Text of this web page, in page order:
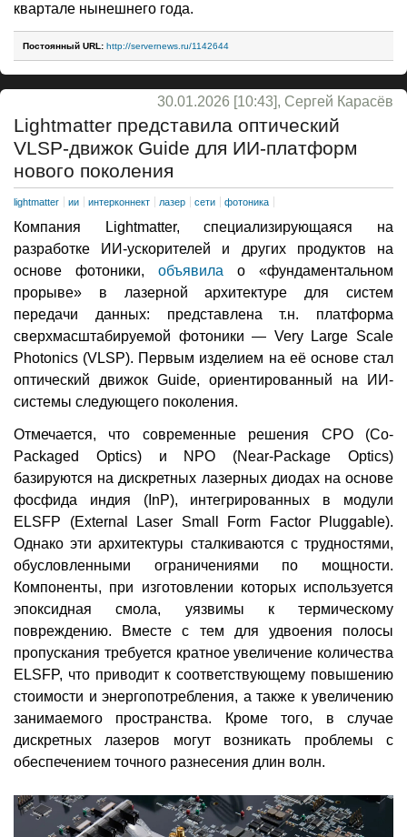
квартале нынешнего года.
Постоянный URL: http://servernews.ru/1142644
30.01.2026 [10:43], Сергей Карасёв
Lightmatter представила оптический
VLSP-движок Guide для ИИ-платформ
нового поколения
lightmatter ии интерконнект лазер сети фотоника
Компания Lightmatter, специализирующаяся на
разработке ИИ-ускорителей и других продуктов на
основе фотоники, объявила о «фундаментальном
прорыве» в лазерной архитектуре для систем
передачи данных: представлена т.н. платформа
сверхмасштабируемой фотоники — Very Large Scale
Photonics (VLSP). Первым изделием на её основе стал
оптический движок Guide, ориентированный на ИИ-
системы следующего поколения.
Отмечается, что современные решения CPO (Co-
Packaged Optics) и NPO (Near-Package Optics)
базируются на дискретных лазерных диодах на основе
фосфида индия (InP), интегрированных в модули
ELSFP (External Laser Small Form Factor Pluggable).
Однако эти архитектуры сталкиваются с трудностями,
обусловленными ограничениями по мощности.
Компоненты, при изготовлении которых используется
эпоксидная смола, уязвимы к термическому
повреждению. Вместе с тем для удвоения полосы
пропускания требуется кратное увеличение количества
ELSFP, что приводит к соответствующему повышению
стоимости и энергопотребления, а также к увеличению
занимаемого пространства. Кроме того, в случае
дискретных лазеров могут возникать проблемы с
обеспечением точного разнесения длин волн.